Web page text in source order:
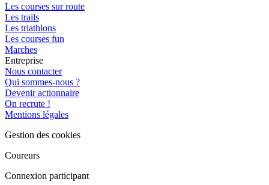
Les courses sur route
Les trails
Les triathlons
Les courses fun
Marches
Entreprise
Nous contacter
Qui sommes-nous ?
Devenir actionnaire
On recrute !
Mentions légales
Gestion des cookies
Coureurs
Connexion participant